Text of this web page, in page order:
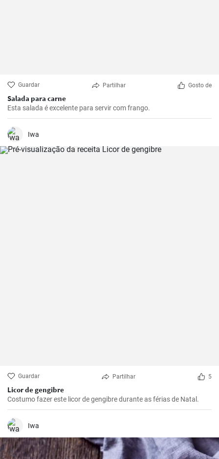
Guardar Partilhar Gosto de
Salada para carne
Esta salada é excelente para servir com frango.
Iwa
Guardar Partilhar 5
Licor de gengibre
Costumo fazer este licor de gengibre durante as férias de Natal.
Iwa